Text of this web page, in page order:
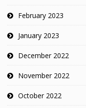
February 2023
January 2023
December 2022
November 2022
October 2022